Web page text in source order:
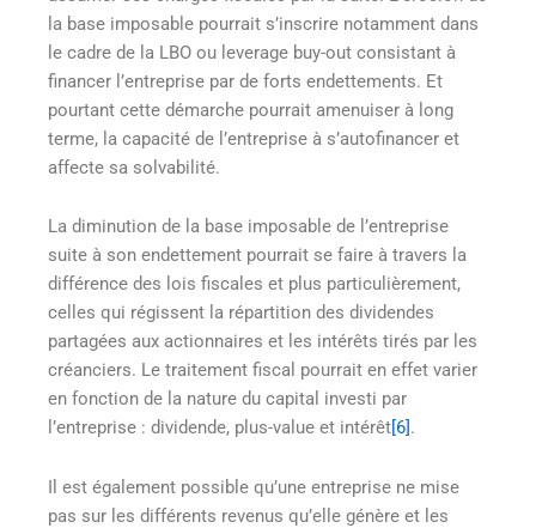
la base imposable pourrait s’inscrire notamment dans
le cadre de la LBO ou leverage buy-out consistant à
financer l’entreprise par de forts endettements. Et
pourtant cette démarche pourrait amenuiser à long
terme, la capacité de l’entreprise à s’autofinancer et
affecte sa solvabilité.
La diminution de la base imposable de l’entreprise
suite à son endettement pourrait se faire à travers la
différence des lois fiscales et plus particulièrement,
celles qui régissent la répartition des dividendes
partagées aux actionnaires et les intérêts tirés par les
créanciers. Le traitement fiscal pourrait en effet varier
en fonction de la nature du capital investi par
l’entreprise : dividende, plus-value et intérêt [6] .
Il est également possible qu’une entreprise ne mise
pas sur les différents revenus qu’elle génère et les